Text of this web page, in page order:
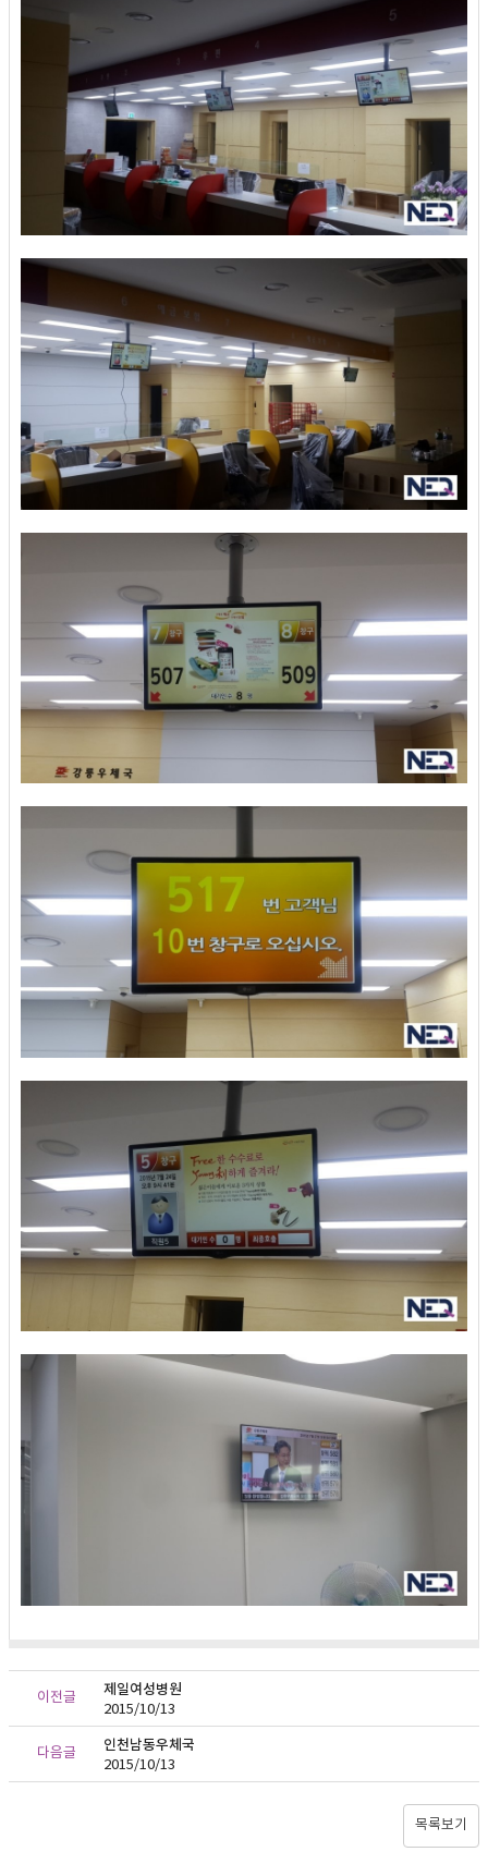
이전글 제일여성병원
2015/10/13
다음글 인천남동우체국
2015/10/13
목록보기